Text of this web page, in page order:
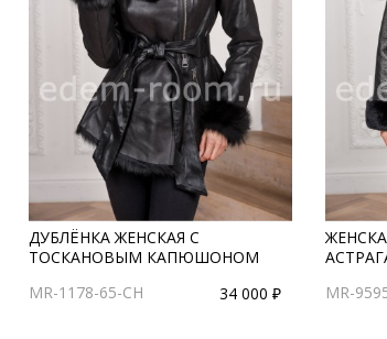
ДУБЛЁНКА ЖЕНСКАЯ С
ТОСКАНОВЫМ КАПЮШОНОМ
MR-1178-65-CH
34 000 ₽
MR-